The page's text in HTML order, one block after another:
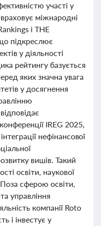
участі у
міжнародні
і THE
підкреслює
у діяльності
рейтингу базується
яких значна увага
у досягнення
IREG 2025,
нефінансової
вишів. Такий
освіти, наукової
Поза сферою освіти,
управління
компанії Roto
і інвестує у